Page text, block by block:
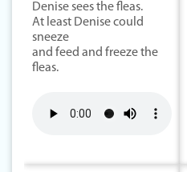
Denise sees the fleas.
At least Denise could
sneeze
and feed and freeze the
fleas.